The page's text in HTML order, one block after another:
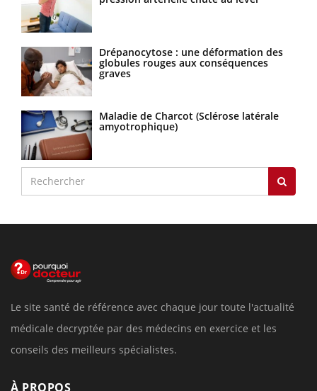
Drépanocytose : une déformation des
globules rouges aux conséquences
graves
Maladie de Charcot (Sclérose latérale
amyotrophique)
Le site santé de référence avec chaque jour toute l'actualité
médicale decryptée par des médecins en exercice et les
conseils des meilleurs spécialistes.
À PROPOS